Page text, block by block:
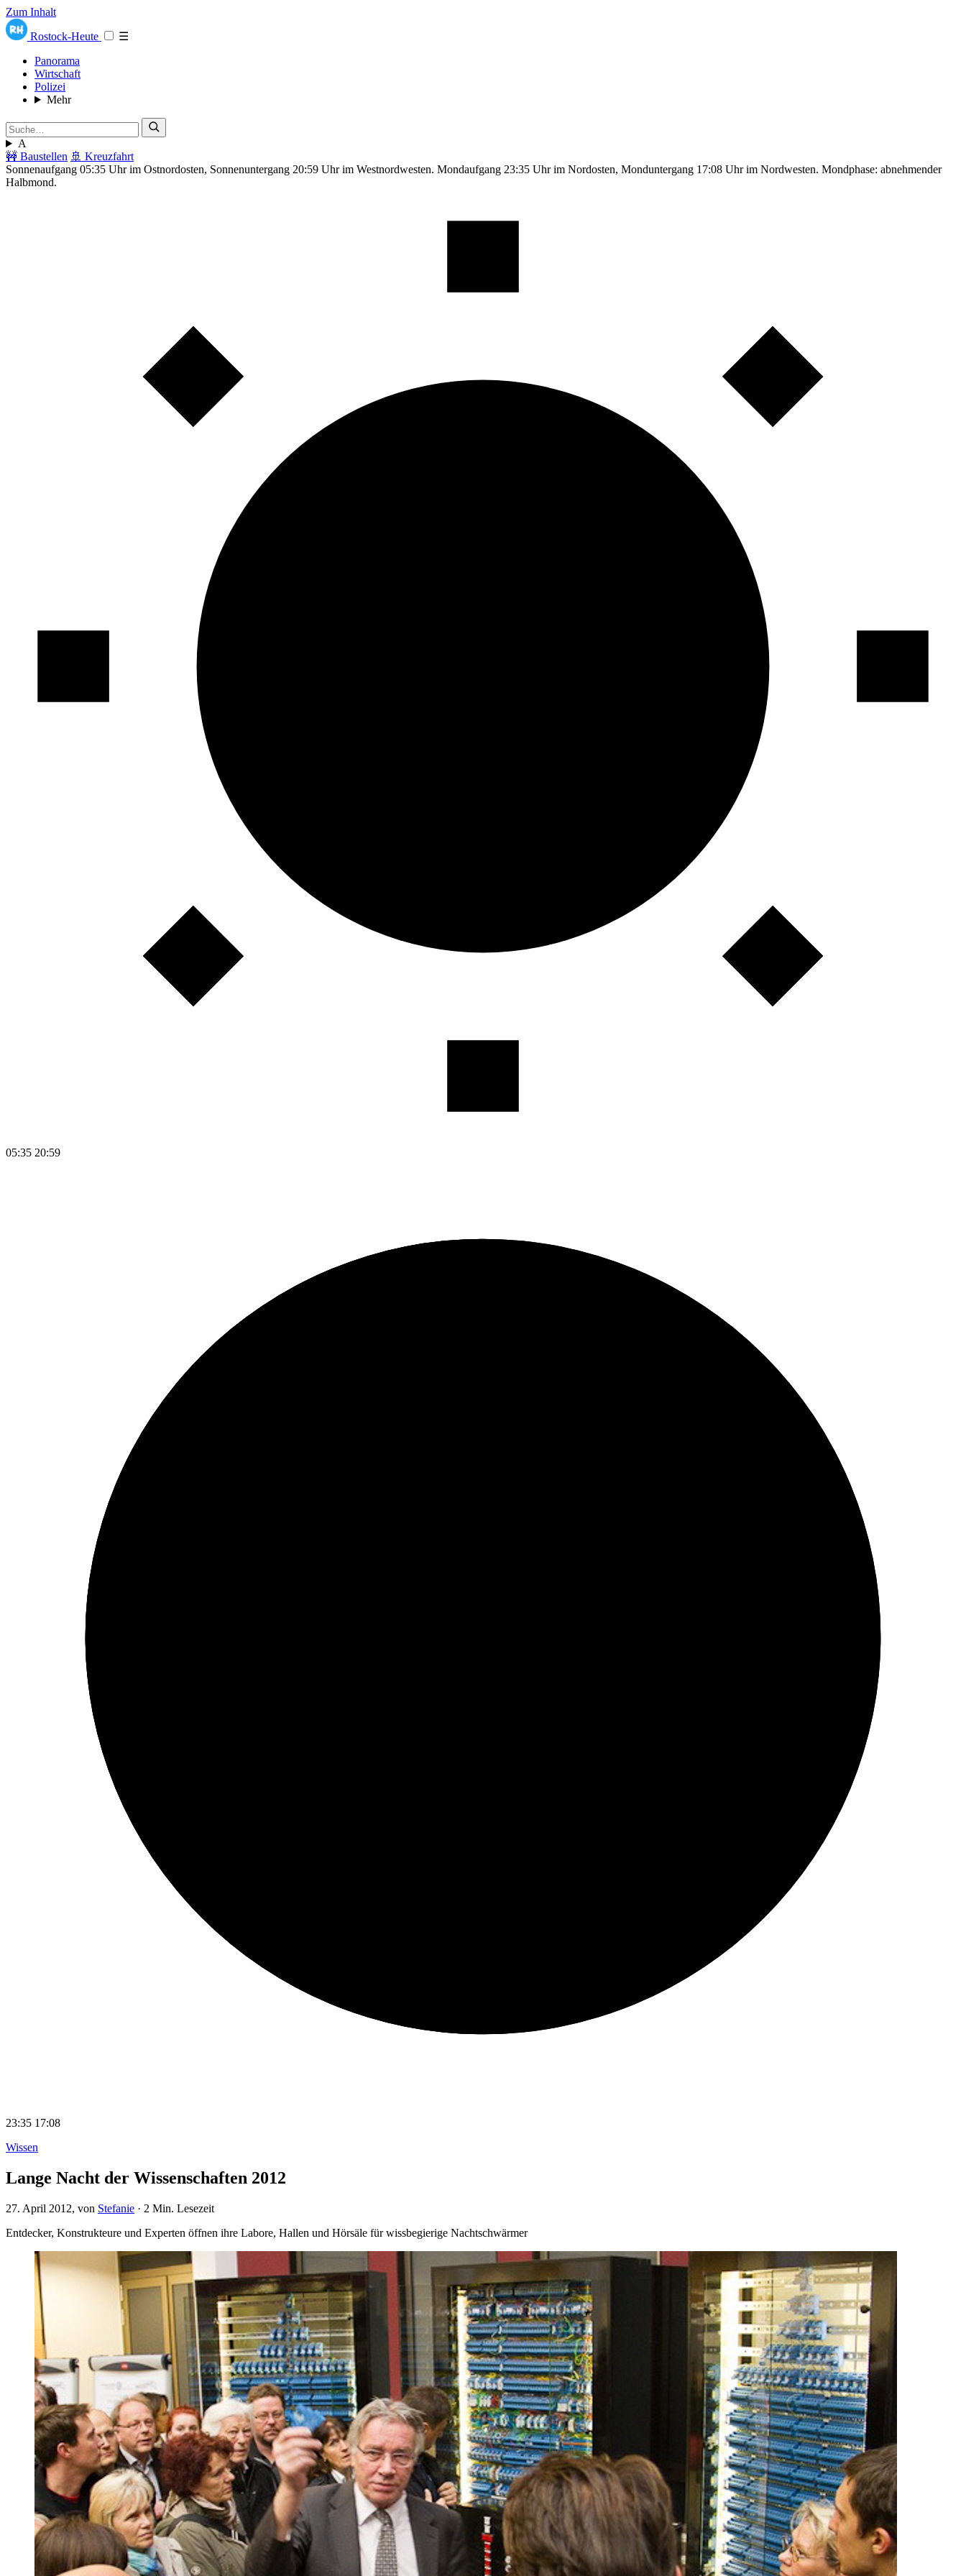
Zum Inhalt
Rostock-Heute
☰
Panorama
Wirtschaft
Polizei
Mehr
A
🚧 Baustellen 🚢 Kreuzfahrt
Sonnenaufgang 05:35 Uhr im Ostnordosten, Sonnenuntergang 20:59 Uhr im Westnordwesten. Mondaufgang 23:35 Uhr im Nordosten, Monduntergang 17:08 Uhr im Nordwesten. Mondphase: abnehmender
Halbmond.
05:35 20:59
23:35 17:08
Wissen
Lange Nacht der Wissenschaften 2012
27. April 2012, von Stefanie · 2 Min. Lesezeit
Entdecker, Konstrukteure und Experten öffnen ihre Labore, Hallen und Hörsäle für wissbegierige Nachtschwärmer